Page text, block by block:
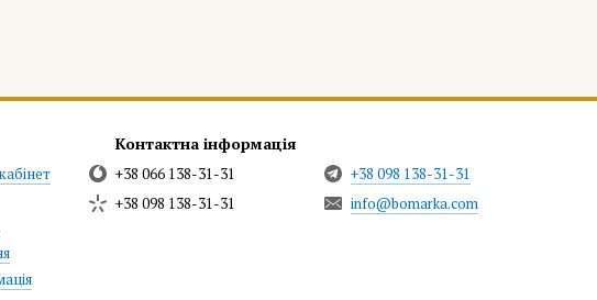
Контактна інформація
+38 066 138-31-31
+38 098 138-31-31
+38 098 138-31-31
info@bomarka.com